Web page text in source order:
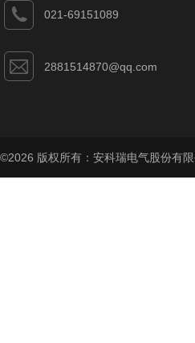
021-69151089
2881514870@qq.com
©2026 版权所有：安科瑞电气股份有